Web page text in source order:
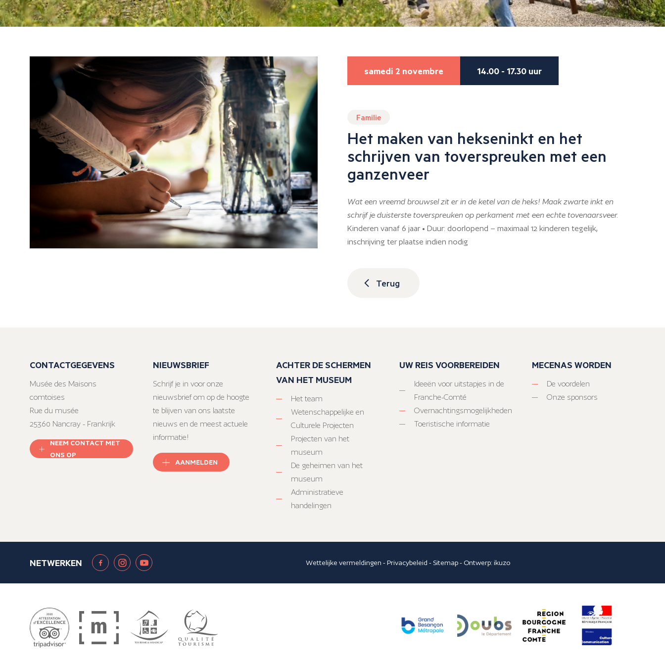
samedi 2 novembre 14.00 - 17.30 uur
Familie
Het maken van hekseninkt en het
schrijven van toverspreuken met een
ganzenveer
Wat een vreemd brouwsel zit er in de ketel van de heks! Maak zwarte inkt en
schrijf je duisterste toverspreuken op perkament met een echte tovenaarsveer.
Kinderen vanaf 6 jaar • Duur: doorlopend – maximaal 12 kinderen tegelijk,
inschrijving ter plaatse indien nodig
Terug
CONTACTGEGEVENS
Musée des Maisons
comtoises
Rue du musée
25360 Nancray - Frankrijk
NEEM CONTACT MET
ONS OP
NIEUWSBRIEF
Schrijf je in voor onze
nieuwsbrief om op de hoogte
te blijven van ons laatste
nieuws en de meest actuele
informatie!
AANMELDEN
ACHTER DE SCHERMEN
VAN HET MUSEUM
Het team
Wetenschappelijke en
Culturele Projecten
Projecten van het
museum
De geheimen van het
museum
Administratieve
handelingen
UW REIS VOORBEREIDEN
Ideeën voor uitstapjes in de
Franche-Comté
Overnachtingsmogelijkheden
Toeristische informatie
MECENAS WORDEN
De voordelen
Onze sponsors
NETWERKEN Wettelijke vermeldingen -Privacybeleid - Sitemap- Ontwerp:ikuzo